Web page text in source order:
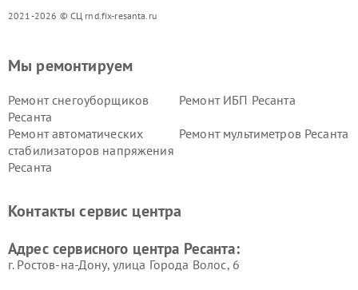
2021-2026 © СЦ rnd.fix-resanta.ru
Мы ремонтируем
Ремонт снегоуборщиков
Ресанта
Ремонт ИБП Ресанта
Ремонт автоматических
стабилизаторов напряжения
Ресанта
Ремонт мультиметров Ресанта
Контакты сервис центра
Адрес сервисного центра Ресанта:
г. Ростов-на-Дону, улица Города Волос, 6